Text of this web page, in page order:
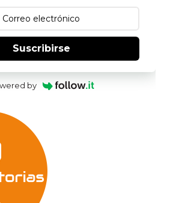
Suscribirse
by